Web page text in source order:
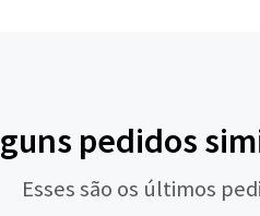
pedidos
Esses são os últimos